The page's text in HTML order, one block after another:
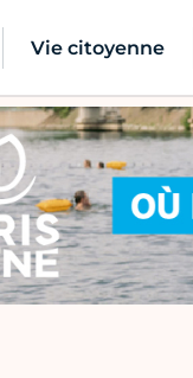
Vie citoyenne